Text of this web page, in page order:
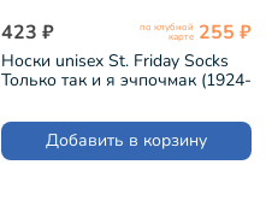
423 ₽ по клубной
карте 255 ₽
Носки unisex St. Friday Socks
Только так и я эчпочмак (1924-
Добавить в корзину